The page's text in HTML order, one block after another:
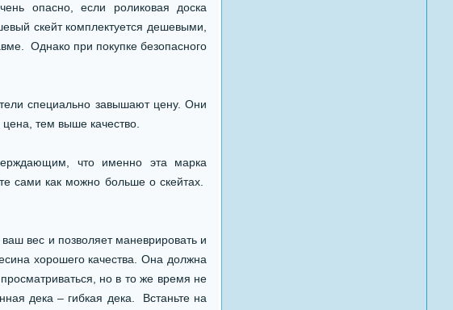
опасно, если роликовая доска
скейт комплектуется дешевыми,
Однако при покупке безопасного
специально завышают цену. Они
тем выше качество.
что именно эта марка
сами как можно больше о скейтах.
вес и позволяет маневрировать и
хорошего качества. Она должна
но в то же время не
дека – гибкая дека. Встаньте на